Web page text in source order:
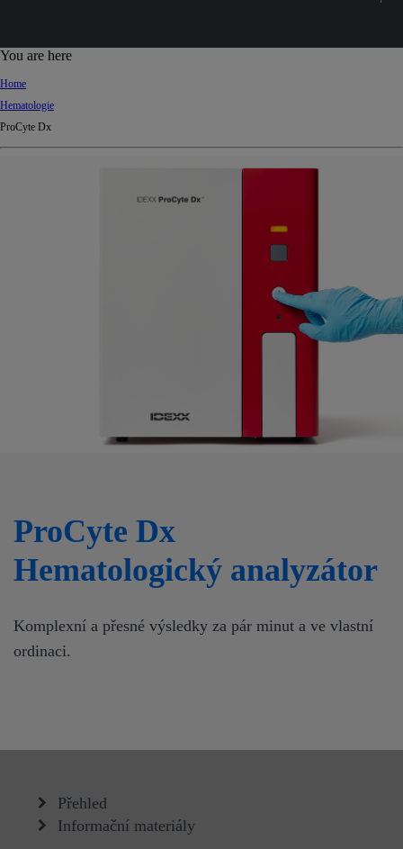
d
You are here
Home
Hematologie
ProCyte Dx
ProCyte Dx
Hematologický analyzátor
Komplexní a přesné výsledky za pár minut a ve vlastní
ordinaci.
Přehled
Informační materiály